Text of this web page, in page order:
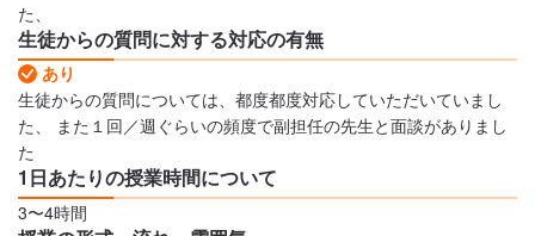
た、
生徒からの質問に対する対応の有無
あり
生徒からの質問については、都度都度対応していただいていまし
た、 また１回／週ぐらいの頻度で副担任の先生と面談がありまし
た
1日あたりの授業時間について
3〜4時間